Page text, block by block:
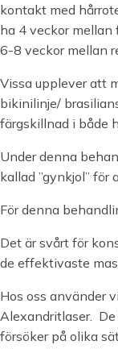
kontakt med
ha 4 veckor mellan
6-8 veckor mellan
Vissa upplever att
bikinilinje/
färgskillnad i både
Under denna
kallad ”gynkjol” för
För denna
Det är svårt för
de effektivaste
Hos oss använder
Alexandritlaser.
försöker på olika